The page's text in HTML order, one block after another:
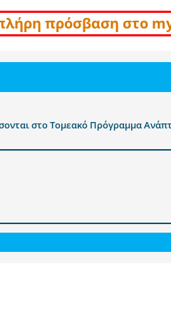
πρόσβαση στο
στο Τομεακό Πρόγραμμα